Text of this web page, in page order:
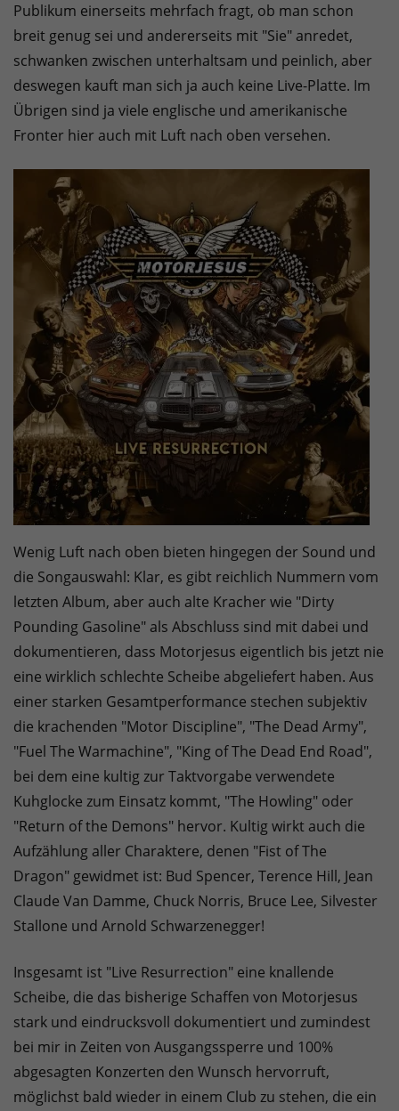
Publikum einerseits mehrfach fragt, ob man schon
breit genug sei und andererseits mit "Sie" anredet,
schwanken zwischen unterhaltsam und peinlich, aber
deswegen kauft man sich ja auch keine Live-Platte. Im
Übrigen sind ja viele englische und amerikanische
Fronter hier auch mit Luft nach oben versehen.
Wenig Luft nach oben bieten hingegen der Sound und
die Songauswahl: Klar, es gibt reichlich Nummern vom
letzten Album, aber auch alte Kracher wie "Dirty
Pounding Gasoline" als Abschluss sind mit dabei und
dokumentieren, dass Motorjesus eigentlich bis jetzt nie
eine wirklich schlechte Scheibe abgeliefert haben. Aus
einer starken Gesamtperformance stechen subjektiv
die krachenden "Motor Discipline", "The Dead Army",
"Fuel The Warmachine", "King of The Dead End Road",
bei dem eine kultig zur Taktvorgabe verwendete
Kuhglocke zum Einsatz kommt, "The Howling" oder
"Return of the Demons" hervor. Kultig wirkt auch die
Aufzählung aller Charaktere, denen "Fist of The
Dragon" gewidmet ist: Bud Spencer, Terence Hill, Jean
Claude Van Damme, Chuck Norris, Bruce Lee, Silvester
Stallone und Arnold Schwarzenegger!
Insgesamt ist "Live Resurrection" eine knallende
Scheibe, die das bisherige Schaffen von Motorjesus
stark und eindrucksvoll dokumentiert und zumindest
bei mir in Zeiten von Ausgangssperre und 100%
abgesagten Konzerten den Wunsch hervorruft,
möglichst bald wieder in einem Club zu stehen, die ein